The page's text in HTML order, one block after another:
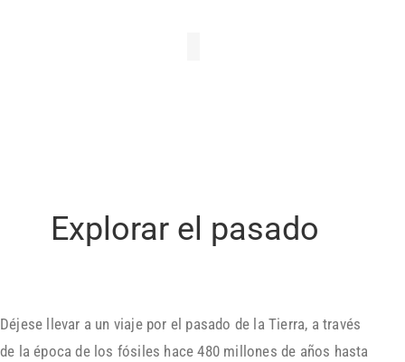
Explorar el pasado
Déjese llevar a un viaje por el pasado de la Tierra, a través
de la época de los fósiles hace 480 millones de años hasta